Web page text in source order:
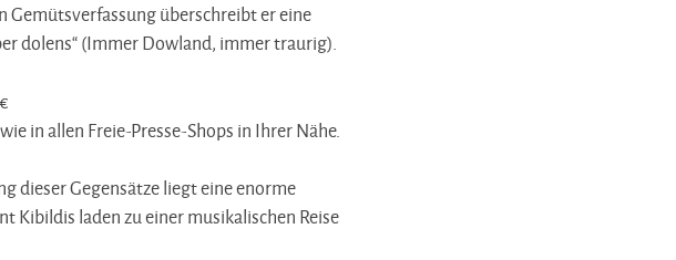
Gemütsverfassung überschreibt er eine
dolens“ (Immer Dowland, immer traurig).
in allen Freie-Presse-Shops in Ihrer Nähe.
dieser Gegensätze liegt eine enorme
Kibildis laden zu einer musikalischen Reise